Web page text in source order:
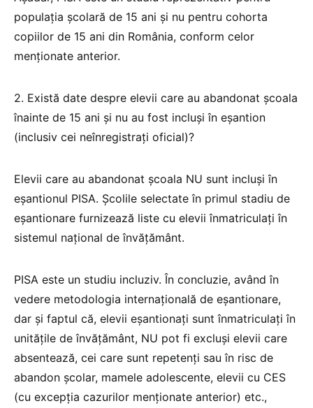
populația școlară de 15 ani și nu pentru cohorta
copiilor de 15 ani din România, conform celor
menționate anterior.
2. Există date despre elevii care au abandonat școala
înainte de 15 ani și nu au fost incluși în eșantion
(inclusiv cei neînregistrați oficial)?
Elevii care au abandonat școala NU sunt incluși în
eșantionul PISA. Școlile selectate în primul stadiu de
eșantionare furnizează liste cu elevii înmatriculați în
sistemul național de învățământ.
PISA este un studiu incluziv. În concluzie, având în
vedere metodologia internațională de eșantionare,
dar și faptul că, elevii eșantionați sunt înmatriculați în
unitățile de învățământ, NU pot fi excluși elevii care
absentează, cei care sunt repetenți sau în risc de
abandon școlar, mamele adolescente, elevii cu CES
(cu excepția cazurilor menționate anterior) etc.,